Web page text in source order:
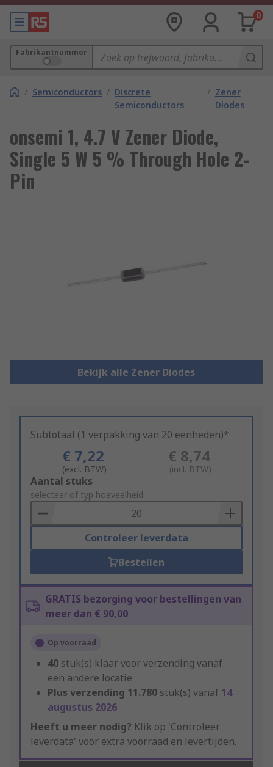
0
Fabrikantnummer
/ Semiconductors / Discrete
Semiconductors
/ Zener
Diodes
onsemi 1, 4.7 V Zener Diode,
Single 5 W 5 % Through Hole 2-
Pin
Bekijk alle Zener Diodes
Subtotaal (1 verpakking van 20 eenheden)*
€ 7,22
(excl. BTW)
€ 8,74
(incl. BTW)
Add
to
Basket
Aantal stuks
selecteer of typ hoeveelheid
Controleer leverdata
Bestellen
GRATIS bezorging voor bestellingen van
meer dan € 90,00
Op voorraad
40 stuk(s) klaar voor verzending vanaf
een andere locatie
Plus verzending 11.780 stuk(s) vanaf 14
augustus 2026
Heeft u meer nodig? Klik op 'Controleer
leverdata' voor extra voorraad en levertijden.